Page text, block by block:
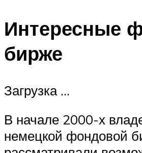
Интересные
бирже
Загрузка …
В начале 2000-х
немецкой фондовой